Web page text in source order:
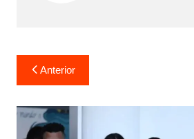
Anterior